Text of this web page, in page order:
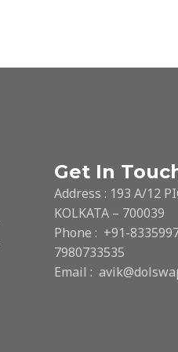
Get In
Address : 193 A/12
KOLKATA – 700039
Phone : +91-
7980733535
Email :